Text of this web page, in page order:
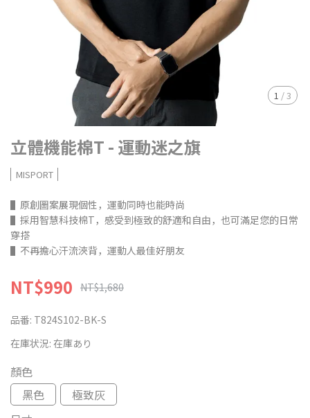
1 /3
立體機能棉T - 運動迷之旗
MISPORT
▌原創圖案展現個性，運動同時也能時尚
▌採用智慧科技棉T，感受到極致的舒適和自由，也可滿足您的日常
穿搭
▌不再擔心汗流浹背，運動人最佳好朋友
NT$990 NT$1,680
品番: T824S102-BK-S
在庫状況: 在庫あり
顏色
黑色
極致灰